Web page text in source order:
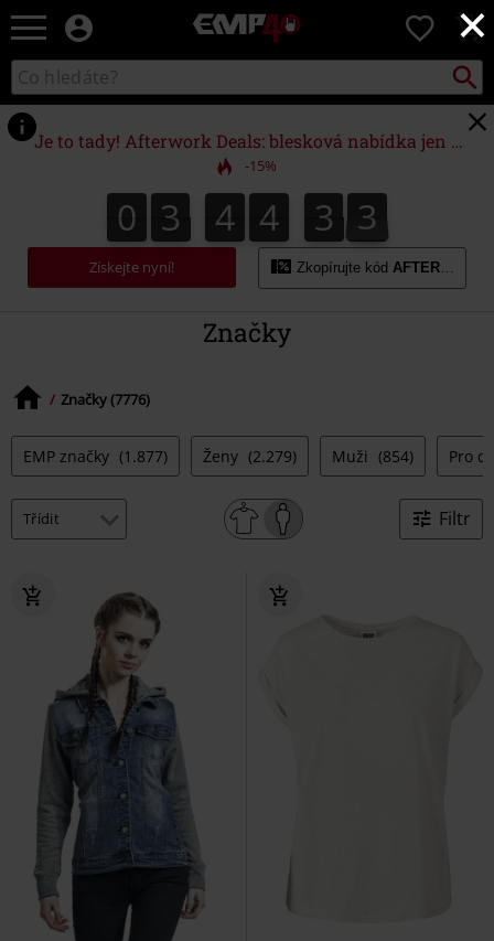
×
EMP
Hudba,
filmy
&
seriály,
Merch
pro
hráče,
Alternativní
móda
0
Katalog
vyhledávání
Je to tady! Afterwork Deals: blesková nabídka jen do půlnoci!
-15%
0
0 3
3 4
4 4
4 3
3 2
3
2
Získejte nyní! Zkopírujte kód AFTERWORK
Značky
Značky (7776)
EMP značky (1.877) Ženy (2.279) Muži (854) Pro
Filtr